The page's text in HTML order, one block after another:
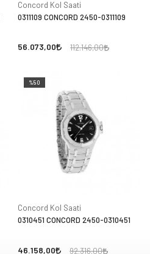
Concord Kol Saati
0311109 CONCORD 2450-0311109
56.073,00 112.146,00
%50
Concord Kol Saati
0310451 CONCORD 2450-0310451
46.158,00 92.316,00